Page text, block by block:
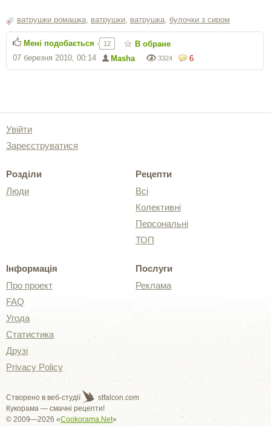
ватрушки ромашка ватрушки ватрушка булочки з сиром
6
3324
Masha
07 березня 2010, 00:14
Мені подобається 12 В обране
Увійти
Зареєструватися
Розділи
Люди
Рецепти
Всі
Колективні
Персональні
ТОП
Інформація
Про проект
FAQ
Угода
Статистика
Друзі
Privacy Policy
Послуги
Реклама
Створено в веб-студії
stfalcon.com
Кукорама — смачні рецепти!
© 2009—2026 «Cookorama.Net»